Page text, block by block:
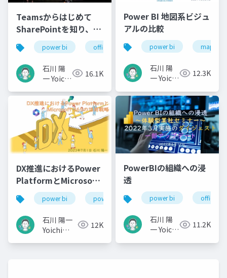
Teamsからはじめて
SharePointを知り、少
しPower BI、もう少し
Power Platform
power bi office 365 microsoft 365
石川 陽
一 Yoichi
16.1K
Power BI 地図系ビジュ
アルの比較
power bi map
石川 陽
一 Yoichi
12.3K
DX推進におけるPower
PlatformとMicrosoft
365の活用戦略
power bi power platform microsoft 365
石川 陽一
Yoichi
12K
PowerBIの組織への浸
透
power bi office
石川 陽
一 Yoichi
11.2K